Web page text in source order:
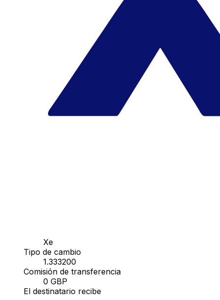
Xe
Tipo de cambio
1.333200
Comisión de transferencia
0 GBP
El destinatario recibe